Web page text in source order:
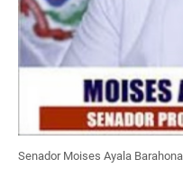
Senador Moises Ayala Barahona